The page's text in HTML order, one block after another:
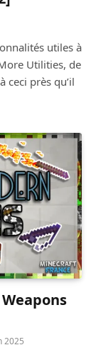
utiles à
Utilities, de
ceci près qu’il
2025